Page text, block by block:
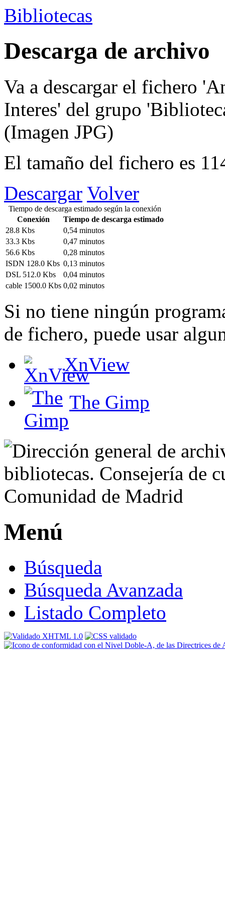
Bibliotecas
Descarga de archivo
Va a descargar el fichero
Interes' del grupo
(Imagen JPG)
El tamaño del fichero es
Descargar Volver
Tiempo de descarga estimado según la conexión
Conexión
Tiempo de descarga estimado
28.8 Kbs
0,54 minutos
33.3 Kbs
0,47 minutos
56.6 Kbs
0,28 minutos
ISDN 128.0 Kbs 0,13 minutos
DSL 512.0 Kbs
0,04 minutos
cable 1500.0 Kbs 0,02 minutos
Si no tiene ningún
de fichero, puede usar
XnView
The Gimp
Menú
Búsqueda
Búsqueda Avanzada
Listado Completo